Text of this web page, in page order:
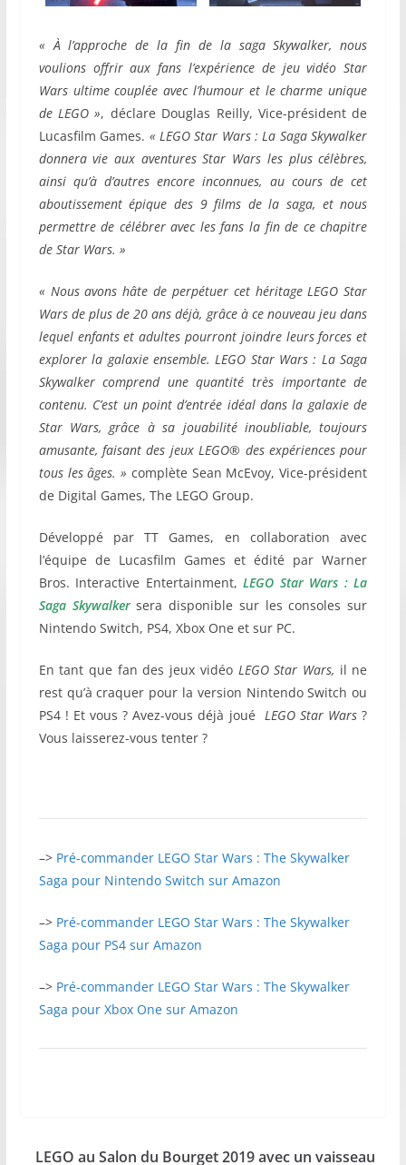
« À l’approche de la fin de la saga Skywalker, nous
voulions offrir aux fans l’expérience de jeu vidéo Star
Wars ultime couplée avec l’humour et le charme unique
de LEGO », déclare Douglas Reilly, Vice-président de
Lucasfilm Games. « LEGO Star Wars : La Saga Skywalker
donnera vie aux aventures Star Wars les plus célèbres,
ainsi qu’à d’autres encore inconnues, au cours de cet
aboutissement épique des 9 films de la saga, et nous
permettre de célébrer avec les fans la fin de ce chapitre
de Star Wars. »
« Nous avons hâte de perpétuer cet héritage LEGO Star
Wars de plus de 20 ans déjà, grâce à ce nouveau jeu dans
lequel enfants et adultes pourront joindre leurs forces et
explorer la galaxie ensemble.LEGO Star Wars : La Saga
Skywalker comprend une quantité très importante de
contenu. C’est un point d’entrée idéal dans la galaxie de
Star Wars, grâce à sa jouabilité inoubliable, toujours
amusante, faisant des jeux LEGO® des expériences pour
tous les âges.» complète Sean McEvoy, Vice-président
de Digital Games, The LEGO Group.
Développé par TT Games, en collaboration avec
l’équipe de Lucasfilm Games et édité par Warner
Bros. Interactive Entertainment,LEGO Star Wars : La
Saga Skywalkersera disponible sur les consoles sur
Nintendo Switch, PS4, Xbox One et sur PC.
En tant que fan des jeux vidéoLEGO Star Wars, il ne
rest qu’à craquer pour la version Nintendo Switch ou
PS4 ! Et vous ? Avez-vous déjà joué LEGO Star Wars ?
Vous laisserez-vous tenter ?
–> Pré-commander LEGO Star Wars : The Skywalker
Saga pour Nintendo Switch sur Amazon
–> Pré-commander LEGO Star Wars : The Skywalker
Saga pour PS4 sur Amazon
–> Pré-commander LEGO Star Wars : The Skywalker
Saga pour Xbox One sur Amazon
LEGO au Salon du Bourget 2019 avec un vaisseau